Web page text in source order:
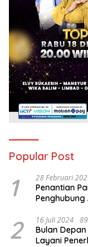
Popular Post
1 28 Februari
Penantian
Penghubung
2 16 Juli 2024
Bulan
Layani